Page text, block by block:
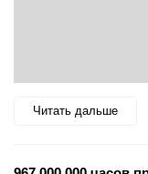
Читать дальше